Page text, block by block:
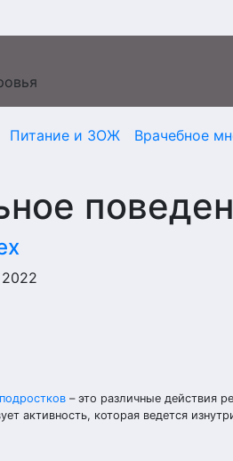
Питание и ЗОЖ Врачебное
– это различные действия
активность, которая ведется